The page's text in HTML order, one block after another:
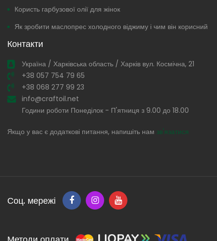
Користь гарбузової олії для жінок
Як зробити маслопрес холодного віджиму і чим він корисний
Контакти
Україна / Харківська область / Харків вул. Космічна, 21
+38 057 754 79 65
+38 068 277 99 23
info@craftoil.net
Години роботи Понеділок - П'ятниця з 9.00 до 18.00
Якщо у вас є додаткові питання, напишіть нам зв'язатися
Соц. мережі